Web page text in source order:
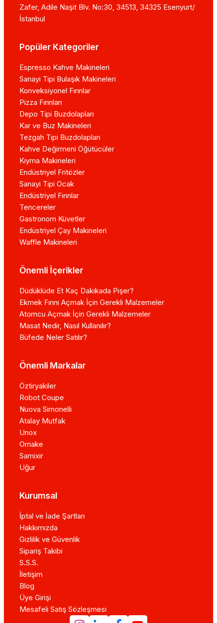
Zafer, Adile Naşit Blv. No:30, 34513, 34325 Esenyurt/
İstanbul
Popüler Kategoriler
Espresso Kahve Makineleri
Sanayi Tipi Bulaşık Makineleri
Konveksiyonel Fırınlar
Pizza Fırınları
Depo Tipi Buzdolapları
Kar ve Buz Makineleri
Tezgah Tipi Buzdolapları
Kahve Değirmeni Öğütücüler
Kıyma Makineleri
Endüstriyel Fritözler
Sanayi Tipi Ocak
Endüstriyel Fırınlar
Tencereler
Gastronom Küvetler
Endüstriyel Çay Makineleri
Waffle Makineleri
Önemli İçerikler
Düdüklüde Et Kaç Dakikada Pişer?
Ekmek Fırını Açmak İçin Gerekli Malzemeler
Atomcu Açmak İçin Gerekli Malzemeler
Masat Nedir, Nasıl Kullanılır?
Büfede Neler Satılır?
Önemli Markalar
Öztiryakiler
Robot Coupe
Nuova Simonelli
Atalay Mutfak
Unox
Omake
Samixir
Uğur
Kurumsal
İptal ve İade Şartları
Hakkımızda
Gizlilik ve Güvenlik
Sipariş Takibi
S.S.S.
İletişim
Blog
Üye Girişi
Mesafeli Satış Sözleşmesi